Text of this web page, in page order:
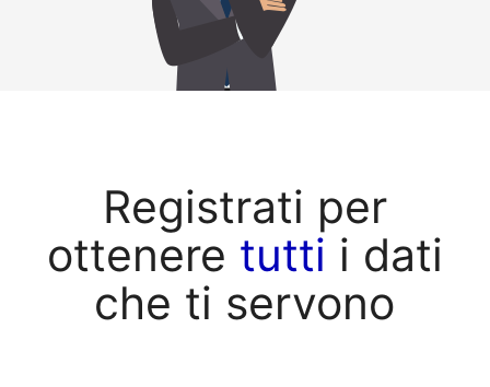
Registrati per
ottenere tutti i dati
che ti servono